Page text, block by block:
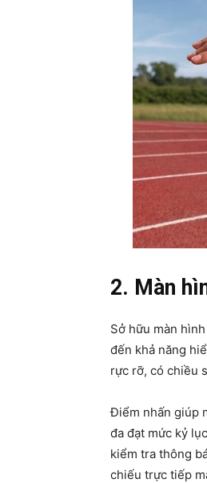
2. Màn
Sở hữu màn
đến khả năng
rực rỡ, có chiều
Điểm nhấn giúp
đa đạt mức kỷ
kiểm tra thông
chiếu trực tiếp